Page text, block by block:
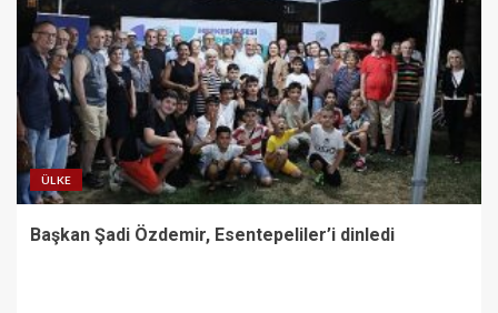
ÜLKE
Başkan Şadi Özdemir, Esentepeliler’i dinledi